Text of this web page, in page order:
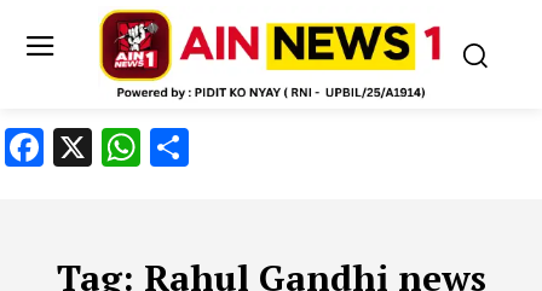
Facebook
X WhatsApp
Tag: Rahul Gandhi news